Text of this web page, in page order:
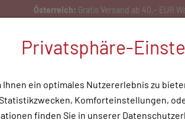
Bestellen Sie gerne per Mail unter
Medizinische Hilfsmittel Tipps &
Privatsphäre-
ein optimales Nutzererlebnis zu
Komforteinstellungen,
finden Sie in unserer